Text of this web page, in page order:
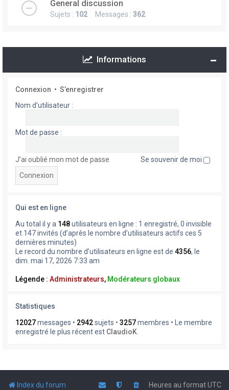
General discussion
Sujets : 102Messages : 362
Informations
Connexion • S’enregistrer
Nom d’utilisateur :
Mot de passe :
J’ai oublié mon mot de passe Se souvenir de moi
Qui est en ligne
Au total il y a 148utilisateurs en ligne : 1 enregistré, 0 invisible
et 147 invités (d’après le nombre d’utilisateurs actifs ces 5
dernières minutes)
Le record du nombre d’utilisateurs en ligne est de 4356, le
dim. mai 17, 2026 7:33 am
Légende : Administrateurs, Modérateurs globaux
Statistiques
12027messages • 2942sujets • 3257membres • Le membre
enregistré le plus récent est ClaudioK
Index du forum Heures au formatUTC